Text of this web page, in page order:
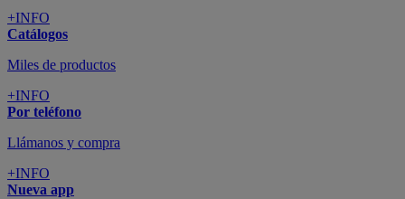
+INFO
Catálogos
Miles de productos
+INFO
Por teléfono
Llámanos y compra
+INFO
Nueva app